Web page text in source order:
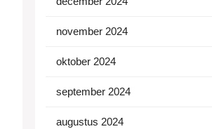
november 2024
oktober 2024
september 2024
augustus 2024